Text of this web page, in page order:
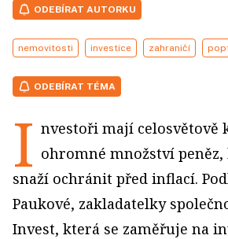
ODEBÍRAT AUTORKU
nemovitosti investice zahraničí
ODEBÍRAT TÉMA
I nvestoři mají celosvětově
ohromné množství
snaží ochránit před inflací.
Paukové, zakladatelky
Invest, která se zaměřuje na